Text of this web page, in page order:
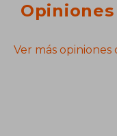
Ver más opiniones